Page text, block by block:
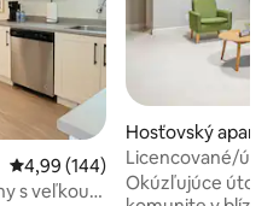
Priemerné ohodnotenie 4,99 z
4,99 (144)
s veľkou
Hosťovský
e Coquitlam
Licencované/
vchod
Okúzľujúce